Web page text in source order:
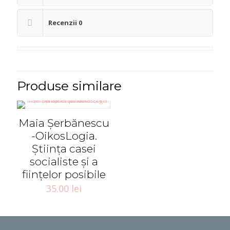
Recenzii 0
Produse similare
Maia Șerbănescu
-OikosLogia.
Știința casei
socialiste și a
ființelor posibile
35.00 lei